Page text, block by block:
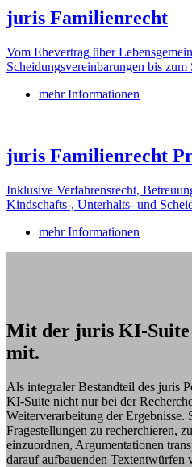
juris Familienrecht
Vom Ehevertrag über
Scheidungsvereinbarungen bis
mehr Informationen
juris Familienrecht
Inklusive Verfahrensrecht,
Kindschafts-, Unterhalts- und
mehr Informationen
Mit der juris KI-Suite
mit.
Als integraler Bestandteil des juris
KI-Suite nicht nur bei der
Weiterverarbeitung der Ergebnisse.
Fragestellungen zu recherchieren,
einzuordnen, Argumentationen
darauf aufbauenden Textentwürfen